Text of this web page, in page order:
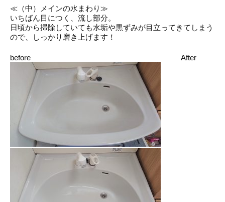
≪（中）メインの水まわり≫
いちばん目につく、流し部分。
日頃から掃除していても水垢や黒ずみが目立ってきてしまう
ので、しっかり磨き上げます！
before After